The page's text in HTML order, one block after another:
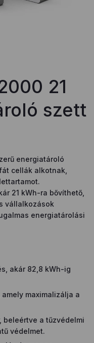
21
szett
energiatároló
cellák alkotnak,
21 kWh-ra bővíthető,
vállalkozások
energiatárolási
akár 82,8 kWh-ig
maximalizálja a
beleértve a tűzvédelmi
védelmet.